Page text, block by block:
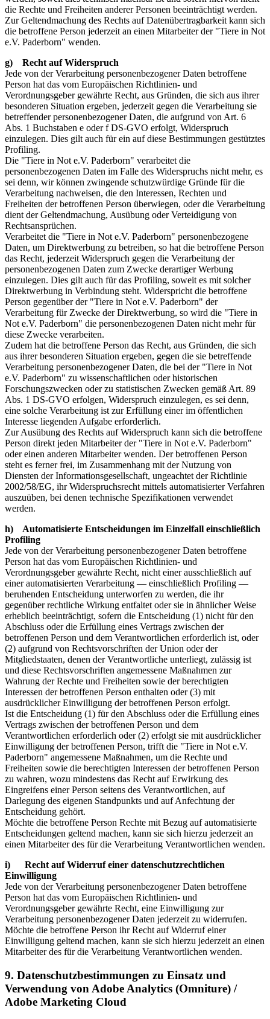
die Rechte und Freiheiten anderer Personen beeinträchtigt werden.
Zur Geltendmachung des Rechts auf Datenübertragbarkeit kann sich
die betroffene Person jederzeit an einen Mitarbeiter der "Tiere in Not
e.V. Paderborn" wenden.
g) Recht auf Widerspruch
Jede von der Verarbeitung personenbezogener Daten betroffene
Person hat das vom Europäischen Richtlinien- und
Verordnungsgeber gewährte Recht, aus Gründen, die sich aus ihrer
besonderen Situation ergeben, jederzeit gegen die Verarbeitung sie
betreffender personenbezogener Daten, die aufgrund von Art. 6
Abs. 1 Buchstaben e oder f DS-GVO erfolgt, Widerspruch
einzulegen. Dies gilt auch für ein auf diese Bestimmungen gestütztes
Profiling.
Die "Tiere in Not e.V. Paderborn" verarbeitet die
personenbezogenen Daten im Falle des Widerspruchs nicht mehr, es
sei denn, wir können zwingende schutzwürdige Gründe für die
Verarbeitung nachweisen, die den Interessen, Rechten und
Freiheiten der betroffenen Person überwiegen, oder die Verarbeitung
dient der Geltendmachung, Ausübung oder Verteidigung von
Rechtsansprüchen.
Verarbeitet die "Tiere in Not e.V. Paderborn" personenbezogene
Daten, um Direktwerbung zu betreiben, so hat die betroffene Person
das Recht, jederzeit Widerspruch gegen die Verarbeitung der
personenbezogenen Daten zum Zwecke derartiger Werbung
einzulegen. Dies gilt auch für das Profiling, soweit es mit solcher
Direktwerbung in Verbindung steht. Widerspricht die betroffene
Person gegenüber der "Tiere in Not e.V. Paderborn" der
Verarbeitung für Zwecke der Direktwerbung, so wird die "Tiere in
Not e.V. Paderborn" die personenbezogenen Daten nicht mehr für
diese Zwecke verarbeiten.
Zudem hat die betroffene Person das Recht, aus Gründen, die sich
aus ihrer besonderen Situation ergeben, gegen die sie betreffende
Verarbeitung personenbezogener Daten, die bei der "Tiere in Not
e.V. Paderborn" zu wissenschaftlichen oder historischen
Forschungszwecken oder zu statistischen Zwecken gemäß Art. 89
Abs. 1 DS-GVO erfolgen, Widerspruch einzulegen, es sei denn,
eine solche Verarbeitung ist zur Erfüllung einer im öffentlichen
Interesse liegenden Aufgabe erforderlich.
Zur Ausübung des Rechts auf Widerspruch kann sich die betroffene
Person direkt jeden Mitarbeiter der "Tiere in Not e.V. Paderborn"
oder einen anderen Mitarbeiter wenden. Der betroffenen Person
steht es ferner frei, im Zusammenhang mit der Nutzung von
Diensten der Informationsgesellschaft, ungeachtet der Richtlinie
2002/58/EG, ihr Widerspruchsrecht mittels automatisierter Verfahren
auszuüben, bei denen technische Spezifikationen verwendet
werden.
h) Automatisierte Entscheidungen im Einzelfall einschließlich
Profiling
Jede von der Verarbeitung personenbezogener Daten betroffene
Person hat das vom Europäischen Richtlinien- und
Verordnungsgeber gewährte Recht, nicht einer ausschließlich auf
einer automatisierten Verarbeitung — einschließlich Profiling —
beruhenden Entscheidung unterworfen zu werden, die ihr
gegenüber rechtliche Wirkung entfaltet oder sie in ähnlicher Weise
erheblich beeinträchtigt, sofern die Entscheidung (1) nicht für den
Abschluss oder die Erfüllung eines Vertrags zwischen der
betroffenen Person und dem Verantwortlichen erforderlich ist, oder
(2) aufgrund von Rechtsvorschriften der Union oder der
Mitgliedstaaten, denen der Verantwortliche unterliegt, zulässig ist
und diese Rechtsvorschriften angemessene Maßnahmen zur
Wahrung der Rechte und Freiheiten sowie der berechtigten
Interessen der betroffenen Person enthalten oder (3) mit
ausdrücklicher Einwilligung der betroffenen Person erfolgt.
Ist die Entscheidung (1) für den Abschluss oder die Erfüllung eines
Vertrags zwischen der betroffenen Person und dem
Verantwortlichen erforderlich oder (2) erfolgt sie mit ausdrücklicher
Einwilligung der betroffenen Person, trifft die "Tiere in Not e.V.
Paderborn" angemessene Maßnahmen, um die Rechte und
Freiheiten sowie die berechtigten Interessen der betroffenen Person
zu wahren, wozu mindestens das Recht auf Erwirkung des
Eingreifens einer Person seitens des Verantwortlichen, auf
Darlegung des eigenen Standpunkts und auf Anfechtung der
Entscheidung gehört.
Möchte die betroffene Person Rechte mit Bezug auf automatisierte
Entscheidungen geltend machen, kann sie sich hierzu jederzeit an
einen Mitarbeiter des für die Verarbeitung Verantwortlichen wenden.
i) Recht auf Widerruf einer datenschutzrechtlichen
Einwilligung
Jede von der Verarbeitung personenbezogener Daten betroffene
Person hat das vom Europäischen Richtlinien- und
Verordnungsgeber gewährte Recht, eine Einwilligung zur
Verarbeitung personenbezogener Daten jederzeit zu widerrufen.
Möchte die betroffene Person ihr Recht auf Widerruf einer
Einwilligung geltend machen, kann sie sich hierzu jederzeit an einen
Mitarbeiter des für die Verarbeitung Verantwortlichen wenden.
9. Datenschutzbestimmungen zu Einsatz und
Verwendung von Adobe Analytics (Omniture) /
Adobe Marketing Cloud